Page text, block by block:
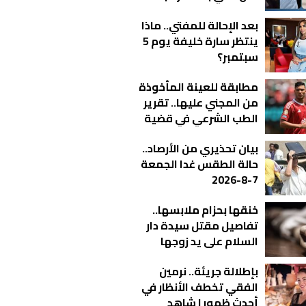
بعد الإحالة للمفتي.. ماذا
ينتظر سارة خليفة يوم 5
سبتمبر؟
مطابقة للعينة المأخوذة
من المجني عليها.. تقرير
الطب الشرعي في قضية
مفاجآت جديدة
بيان تحذيري من الأرصاد..
حالة الطقس غدا الجمعة
7-8-2026
خنقها بحزام ملابسها..
تفاصيل مقتل سيدة دار
السلام على يد زوجها
بإطلالة جريئة.. نرمين
الفقي تخطف الأنظار في